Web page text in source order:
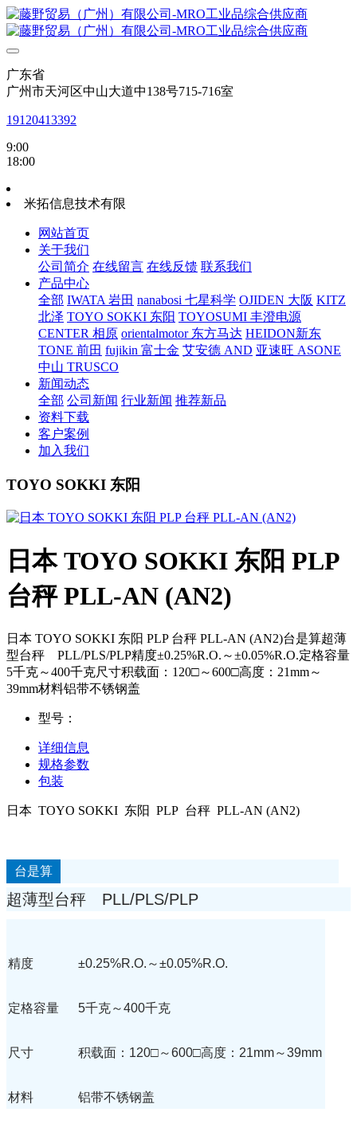
广东省
广州市天河区中山大道中138号715-716室
19120413392
9:00
18:00
米拓信息技术有限
网站首页
关于我们
公司简介 在线留言 在线反馈 联系我们
产品中心
全部 IWATA 岩田 nanabosi 七星科学 OJIDEN 大阪 KITZ
北泽 TOYO SOKKI 东阳 TOYOSUMI 丰澄电源
CENTER 相原 orientalmotor 东方马达 HEIDON新东
TONE 前田 fujikin 富士金 艾安德 AND 亚速旺 ASONE
中山 TRUSCO
新闻动态
全部 公司新闻 行业新闻 推荐新品
资料下载
客户案例
加入我们
TOYO SOKKI 东阳
日本 TOYO SOKKI 东阳 PLP
台秤 PLL-AN (AN2)
日本 TOYO SOKKI 东阳 PLP 台秤 PLL-AN (AN2)台是算超薄
型台秤 PLL/PLS/PLP精度±0.25%R.O.～±0.05%R.O.定格容量
5千克～400千克尺寸积载面：120□～600□高度：21mm～
39mm材料铝带不锈钢盖
型号：
详细信息
规格参数
包装
日本 TOYO SOKKI 东阳 PLP 台秤 PLL-AN (AN2)
台是算
超薄型台秤 PLL/PLS/PLP
精度 ±0.25%R.O.～±0.05%R.O.
定格容量 5千克～400千克
尺寸 积载面：120□～600□高度：21mm～39mm
材料 铝带不锈钢盖